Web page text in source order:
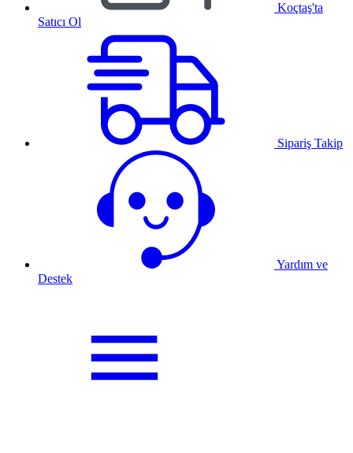
Koçtaş'ta
Satıcı Ol
Sipariş Takip
Yardım ve
Destek